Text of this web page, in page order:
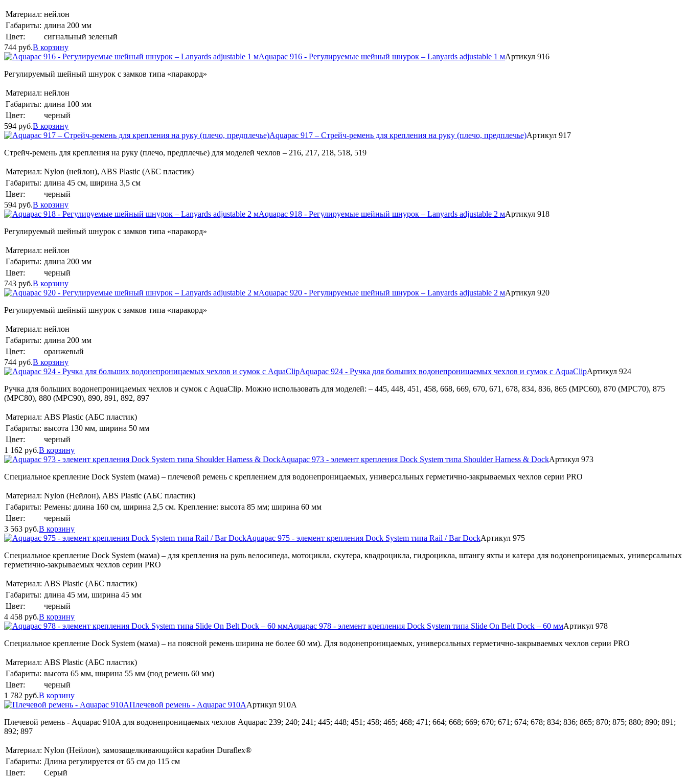
Материал: нейлон
Габариты: длина 200 мм
Цвет:
сигнальный зеленый
744 руб.В корзину
Aquapac 916 - Регулируемые шейный шнурок – Lanyards adjustable 1 мАртикул 916
Регулируемый шейный шнурок с замков типа «паракорд»
Материал: нейлон
Габариты: длина 100 мм
Цвет:
черный
594 руб.В корзину
Aquapac 917 – Стрейч-ремень для крепления на руку (плечо, предплечье)Артикул 917
Стрейч-ремень для крепления на руку (плечо, предплечье) для моделей чехлов – 216, 217, 218, 518, 519
Материал: Nylon (нейлон), ABS Plastic (АБС пластик)
Габариты: длина 45 см, ширина 3,5 см
Цвет:
черный
594 руб.В корзину
Aquapac 918 - Регулируемые шейный шнурок – Lanyards adjustable 2 мАртикул 918
Регулируемый шейный шнурок с замков типа «паракорд»
Материал: нейлон
Габариты: длина 200 мм
Цвет:
черный
743 руб.В корзину
Aquapac 920 - Регулируемые шейный шнурок – Lanyards adjustable 2 мАртикул 920
Регулируемый шейный шнурок с замков типа «паракорд»
Материал: нейлон
Габариты: длина 200 мм
Цвет:
оранжевый
744 руб.В корзину
Aquapac 924 - Ручка для больших водонепроницаемых чехлов и сумок с AquaClipАртикул 924
Ручка для больших водонепроницаемых чехлов и сумок с AquaClip. Можно использовать для моделей: – 445, 448, 451, 458, 668, 669, 670, 671, 678, 834, 836, 865 (MPC60), 870 (MPC70), 875
(MPC80), 880 (MPC90), 890, 891, 892, 897
Материал: ABS Plastic (АБС пластик)
Габариты: высота 130 мм, ширина 50 мм
Цвет:
черный
1 162 руб.В корзину
Aquapac 973 - элемент крепления Dock System типа Shoulder Harness & DockАртикул 973
Специальное крепление Dock System (мама) – плечевой ремень с креплением для водонепроницаемых, универсальных герметично-закрываемых чехлов серии PRO
Материал: Nylon (Нейлон), ABS Plastic (АБС пластик)
Габариты: Ремень: длина 160 см, ширина 2,5 см. Крепление: высота 85 мм; ширина 60 мм
Цвет:
черный
3 563 руб.В корзину
Aquapac 975 - элемент крепления Dock System типа Rail / Bar DockАртикул 975
Специальное крепление Dock System (мама) – для крепления на руль велосипеда, мотоцикла, скутера, квадроцикла, гидроцикла, штангу яхты и катера для водонепроницаемых, универсальных
герметично-закрываемых чехлов серии PRO
Материал: ABS Plastic (АБС пластик)
Габариты: длина 45 мм, ширина 45 мм
Цвет:
черный
4 458 руб.В корзину
Aquapac 978 - элемент крепления Dock System типа Slide On Belt Dock – 60 ммАртикул 978
Специальное крепление Dock System (мама) – на поясной ремень ширина не более 60 мм). Для водонепроницаемых, универсальных герметично-закрываемых чехлов серии PRO
Материал: ABS Plastic (АБС пластик)
Габариты: высота 65 мм, ширина 55 мм (под ремень 60 мм)
Цвет:
черный
1 782 руб.В корзину
Плечевой ремень - Aquapac 910AАртикул 910A
Плечевой ремень - Aquapac 910A для водонепроницаемых чехлов Aquapac 239; 240; 241; 445; 448; 451; 458; 465; 468; 471; 664; 668; 669; 670; 671; 674; 678; 834; 836; 865; 870; 875; 880; 890; 891;
892; 897
Материал: Nylon (Нейлон), замозащелкивающийся карабин Duraflex®
Габариты: Длина регулируется от 65 см до 115 см
Цвет:
Серый